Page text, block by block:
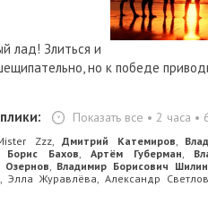
лад! Злиться и
но к победе
Показать все • 2 часа •
Zzz, Дмитрий Катемиров,
Борис Бахов, Артём Губерман,
Озернов, Владимир Борисович Шилин
, Элла Журавлёва, Александр